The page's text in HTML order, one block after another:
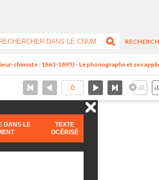
chimiste ; 1863-1895) - Le phonographe et ses
DANS LE
TEXTE
OCÉRISÉ